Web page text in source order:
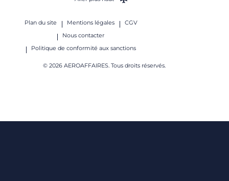
Plan du site Mentions légales
CGV
Nous contacter
Politique de conformité aux sanctions
© 2026 AEROAFFAIRES. Tous droits réservés.